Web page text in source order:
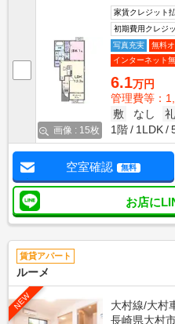
画像 : 15枚
家賃クレジット
初期費用クレジ
写真充実
無料
インターネット
6.1万円
管理費等：
敷
なし 礼
1階
1LDK
空室確認 無料
お店に
賃貸アパート
ルーメ
NEW
大村線/大村
長崎県大村